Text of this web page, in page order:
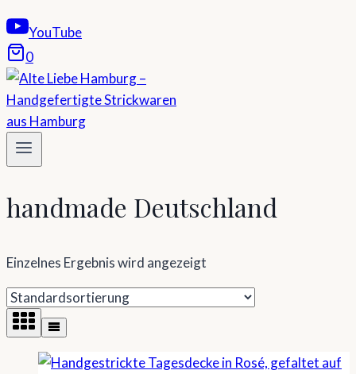
YouTube
0
handmade Deutschland
Einzelnes Ergebnis wird angezeigt